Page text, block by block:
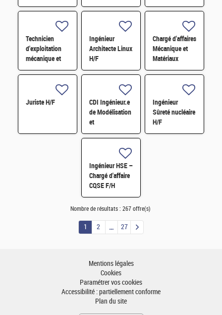
H/F
H/F
Technicien
d'exploitation
mécanique et
fluides H/F
Ingénieur
Architecte Linux
H/F
Chargé d'affaires
Mécanique et
Matériaux
Juriste H/F
CDI Ingénieur.e
de Modélisation
et
Développement
Physique du
cycle/neutronique
H/F
Ingénieur
Sûreté nucléaire
H/F
Ingénieur HSE –
Chargé d'affaire
CQSE F/H
Nombre de résultats : 267 offre(s)
1 2 27
Mentions légales
Cookies
Paramétrer vos cookies
Accessibilité : partiellement conforme
Plan du site